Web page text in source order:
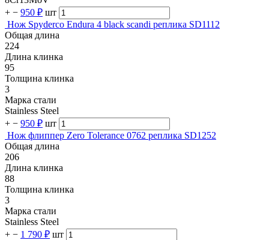
+ − 950 ₽ шт
Нож Spyderco Endura 4 black scandi реплика SD1112
Общая длина
224
Длина клинка
95
Толщина клинка
3
Марка стали
Stainless Steel
+ − 950 ₽ шт
Нож флиппер Zero Tolerance 0762 реплика SD1252
Общая длина
206
Длина клинка
88
Толщина клинка
3
Марка стали
Stainless Steel
+ − 1 790 ₽ шт